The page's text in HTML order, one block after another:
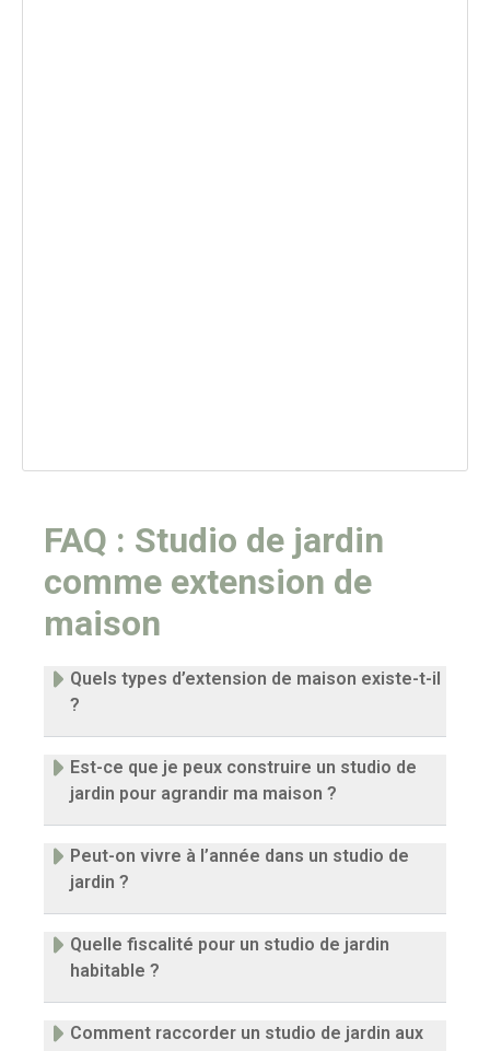
FAQ : Studio de jardin
comme extension de
maison
Quels types d’extension de maison existe-t-il
?
Est-ce que je peux construire un studio de
jardin pour agrandir ma maison ?
Peut-on vivre à l’année dans un studio de
jardin ?
Quelle fiscalité pour un studio de jardin
habitable ?
Comment raccorder un studio de jardin aux